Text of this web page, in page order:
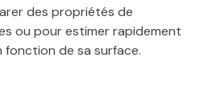
des propriétés de
ou pour estimer rapidement
fonction de sa surface.